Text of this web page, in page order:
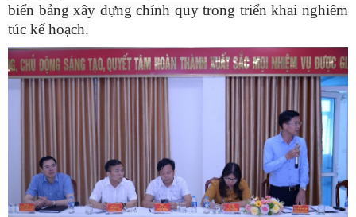
biển bảng xây dựng chính quy trong triển khai nghiêm
túc kế hoạch.